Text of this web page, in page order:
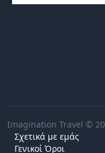
Imagination Travel ©
Σχετικά με εμάς
Γενικοί Όροι